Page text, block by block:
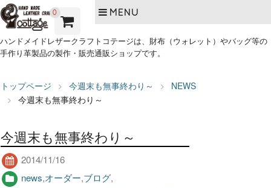
0 MENU
ハンドメイドレザークラフトコテージは、財布（ウォレット）やバッグ等の
手作り革製品の製作・販売通販ショップです。
トップページ 今週末も無事終わり～
NEWS
今週末も無事終わり～
今週末も無事終わり～
2014/11/16
news,オーダー,ブログ,